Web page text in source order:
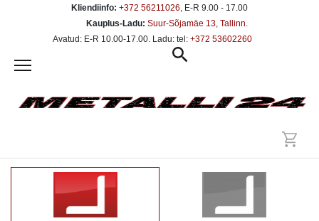
Kliendiinfo: +372 56211026, E-R 9.00 - 17.00
Kauplus-Ladu: Suur-Sõjamäe 13, Tallinn.
Avatud: E-R 10.00-17.00. Ladu: tel: +372 53602260